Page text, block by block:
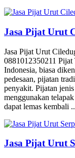
Jasa Pijat Urut
Jasa Pijat Urut
0881012350211
Indonesia, biasa
pedesaan, pijatan
penyakit. Pijatan
menggunakan
dapat lemas kembali
Jasa Pijat Urut